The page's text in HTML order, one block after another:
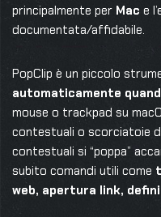
principalmente per Mac e
documentata/affidabile.
PopClip è un piccolo
automaticamente
mouse o trackpad su
contestuali o scorciatoie
contestuali si “poppa”
subito comandi utili come
web, apertura link,